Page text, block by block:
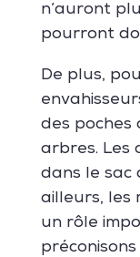
n’auront
pourront
De plus,
des poches
arbres. Les
dans le sac
ailleurs, les
un rôle